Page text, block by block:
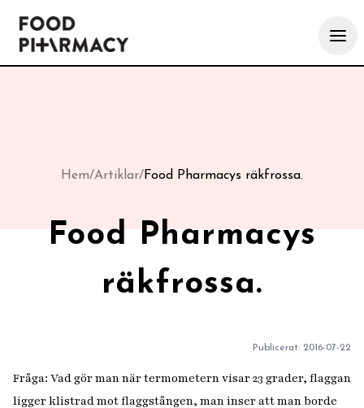
Hem/Artiklar/Food Pharmacys räkfrossa.
Food Pharmacys
räkfrossa.
Publicerat: 2016-07-22
Fråga: Vad gör man när termometern visar 23 grader, flaggan
ligger klistrad mot flaggstången, man inser att man borde